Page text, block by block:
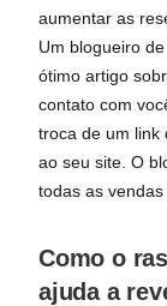
aumentar as
Um blogueiro
ótimo artigo
contato com
troca de um link
ao seu site. O
todas as
Como o
ajuda a